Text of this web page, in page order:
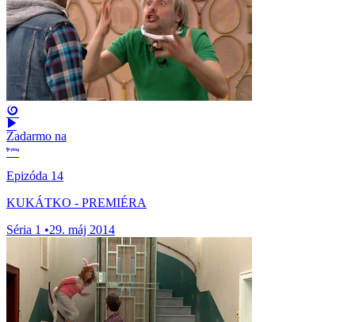
Zadarmo na
Epizóda 14
KUKÁTKO - PREMIÉRA
Séria 1 •29. máj 2014